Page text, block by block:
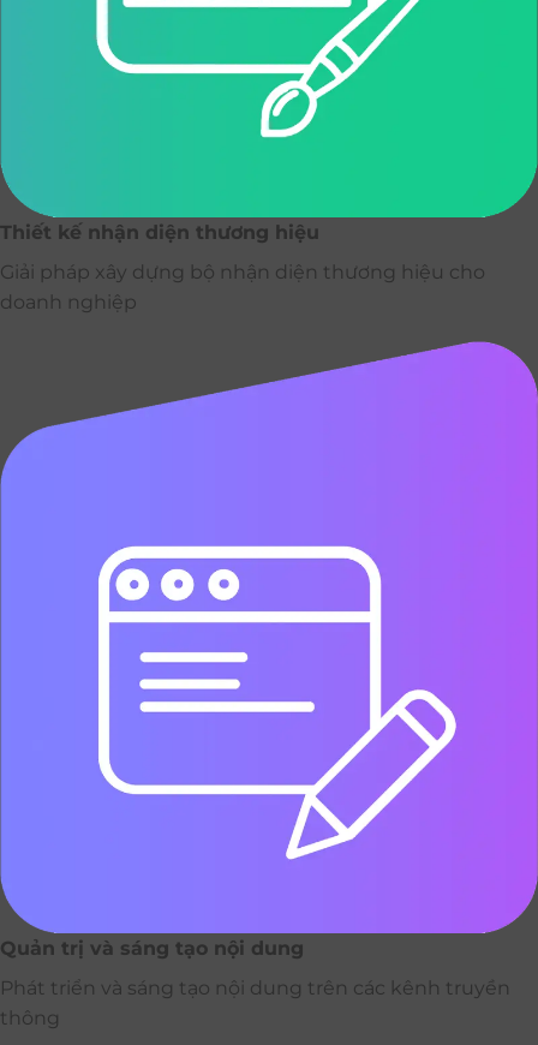
Thiết kế nhận diện thương hiệu
Giải pháp xây dựng bộ nhận diện thương hiệu cho
doanh nghiệp
Quản trị và sáng tạo nội dung
Phát triển và sáng tạo nội dung trên các kênh truyền
thông